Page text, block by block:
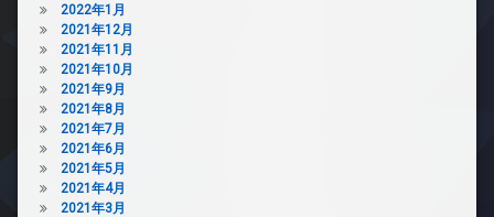
2022年1月
2021年12月
2021年11月
2021年10月
2021年9月
2021年8月
2021年7月
2021年6月
2021年5月
2021年4月
2021年3月